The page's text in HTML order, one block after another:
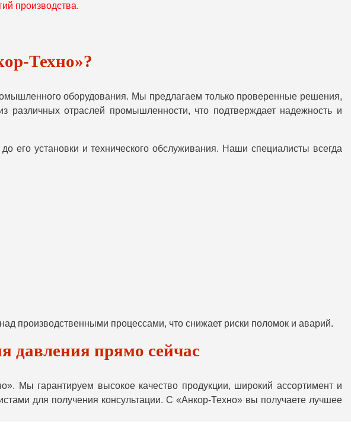
производства.
Техно»?
оборудования. Мы предлагаем только проверенные решения,
отраслей промышленности, что подтверждает надежность и
его установки и технического обслуживания. Наши специалисты всегда
производственными процессами, что снижает риски поломок и аварий.
давления прямо сейчас
Мы гарантируем высокое качество продукции, широкий ассортимент и
для получения консультации. С «Анкор-Техно» вы получаете лучшее